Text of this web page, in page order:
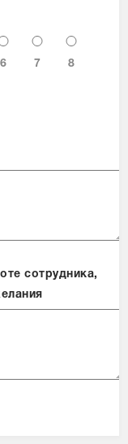
6 7 8
сотрудника,